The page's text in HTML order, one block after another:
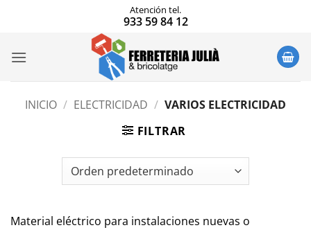
Atención tel.
933 59 84 12
INICIO / ELECTRICIDAD / VARIOS ELECTRICIDAD
FILTRAR
Material eléctrico para instalaciones nuevas o